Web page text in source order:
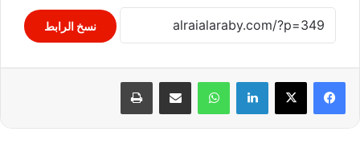
نسخ الرابط
لينكدإن واتساب مشاركة عبر البريد طباعة